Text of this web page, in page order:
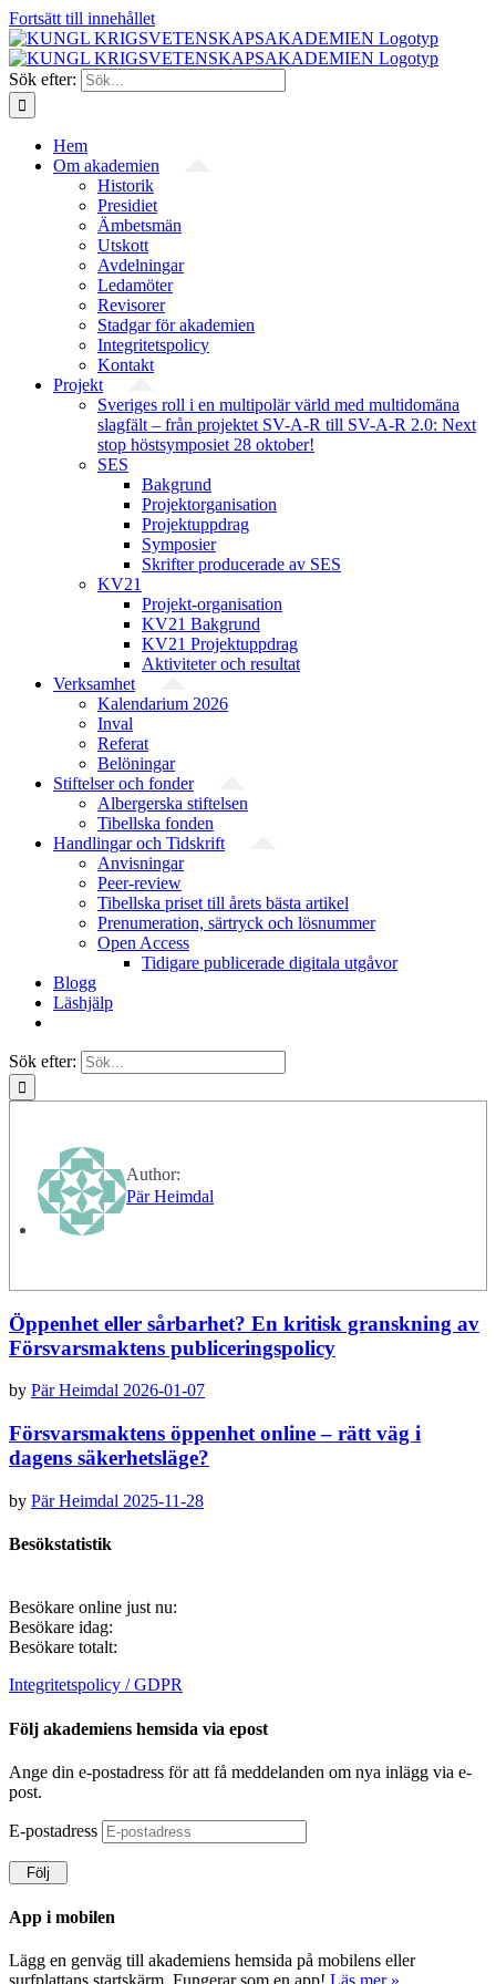
Fortsätt till innehållet
Sök efter:
Hem
Om akademien
Historik
Presidiet
Ämbetsmän
Utskott
Avdelningar
Ledamöter
Revisorer
Stadgar för akademien
Integritetspolicy
Kontakt
Projekt
Sveriges roll i en multipolär värld med multidomäna
slagfält – från projektet SV-A-R till SV-A-R 2.0: Next
stop höstsymposiet 28 oktober!
SES
Bakgrund
Projekt­organisation
Projektuppdrag
Symposier
Skrifter producerade av SES
KV21
Projekt-organisation
KV21 Bakgrund
KV21 Projektuppdrag
Aktiviteter och resultat
Verksamhet
Kalendarium 2026
Inval
Referat
Belöningar
Stiftelser och fonder
Albergerska stiftelsen
Tibellska fonden
Handlingar och Tidskrift
Anvisningar
Peer-review
Tibellska priset till årets bästa artikel
Prenumeration, särtryck och lösnummer
Open Access
Tidigare publicerade digitala utgåvor
Blogg
Läshjälp
Sök efter:
Author:
Pär Heimdal
Öppenhet eller sårbarhet? En kritisk granskning av
Försvarsmaktens publiceringspolicy
by Pär Heimdal 2026-01-07
Försvarsmaktens öppenhet online – rätt väg i
dagens säkerhetsläge?
by Pär Heimdal 2025-11-28
Besökstatistik
Besökare online just nu:
Besökare idag:
Besökare totalt:
Integritetspolicy / GDPR
Följ akademiens hemsida via epost
Ange din e-postadress för att få meddelanden om nya inlägg via e-
post.
E-postadress
Följ
App i mobilen
Lägg en genväg till akademiens hemsida på mobilens eller